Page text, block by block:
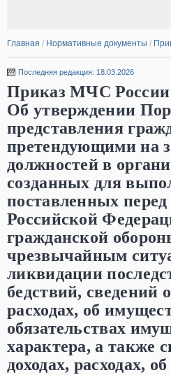
Главная / Нормативные документы /
Последняя редакция: 18.03.2026
Приказ МЧС России
Об утверждении
представления
претендующими на
должностей в
созданных для
поставленных
Российской
гражданской
чрезвычайным
ликвидации
бедствий, сведений
расходах, об
обязательствах
характера, а также
доходах, расходах,